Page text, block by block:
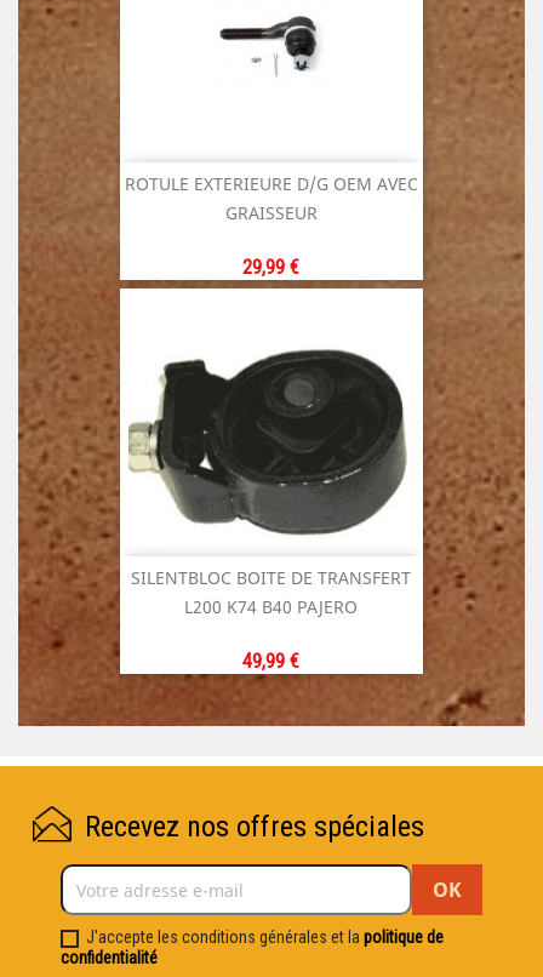
ROTULE EXTERIEURE D/G OEM AVEC
GRAISSEUR
Prix
29,99 €
SILENTBLOC BOITE DE TRANSFERT
L200 K74 B40 PAJERO
Prix
49,99 €
Recevez nos offres spéciales
J'accepte les conditions générales et la politique de
confidentialité